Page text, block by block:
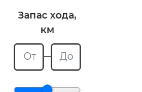
Запас хода,
км
От До